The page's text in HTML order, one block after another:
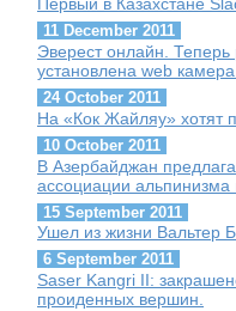
Первый в Казахстане
11 December 2011
Эверест онлайн.
установлена web
24 October 2011
На «Кок Жайляу» хотят
10 October 2011
В Азербайджан
ассоциации альпинизма
15 September 2011
Ушел из жизни Вальтер
6 September 2011
Saser Kangri II:
проиденных вершин.